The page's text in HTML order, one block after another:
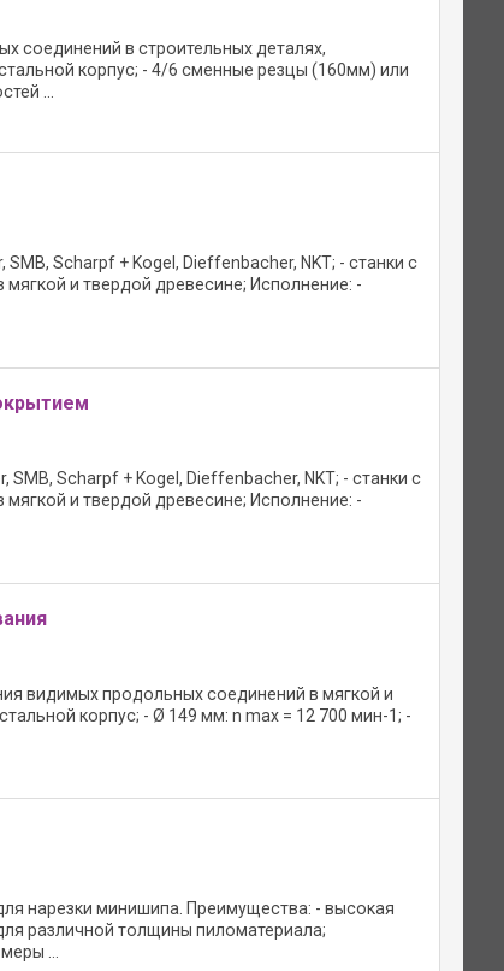
соединений в строительных деталях,
корпус; - 4/6 сменные резцы (160мм) или
...
Scharpf + Kogel, Dieffenbacher, NKT; - станки с
и твердой древесине; Исполнение: -
Scharpf + Kogel, Dieffenbacher, NKT; - станки с
и твердой древесине; Исполнение: -
видимых продольных соединений в мягкой и
корпус; - Ø 149 мм: n max = 12 700 мин-1; -
нарезки минишипа. Преимущества: - высокая
различной толщины пиломатериала;
...